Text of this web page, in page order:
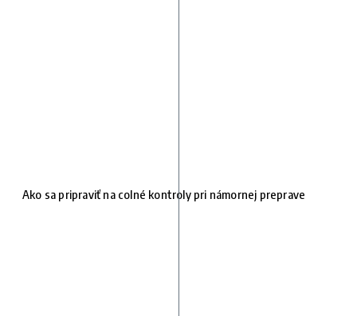
Ako sa pripraviť na colné kontroly pri námornej preprave